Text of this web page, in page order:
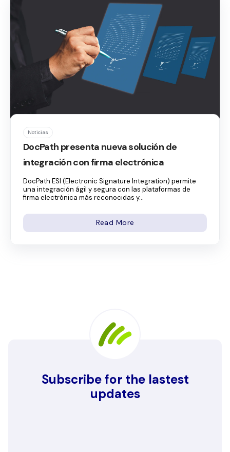
Noticias
DocPath presenta nueva solución de
integración con firma electrónica
DocPath ESI (Electronic Signature Integration) permite
una integración ágil y segura con las plataformas de
firma electrónica más reconocidas y...
Read More
Subscribe for the lastest
updates